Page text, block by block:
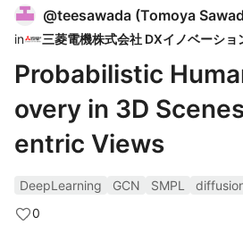
@teesawada (Tomoya
in
Probabilistic
overy in 3D
entric Views
DeepLearning GCN SMPL
0